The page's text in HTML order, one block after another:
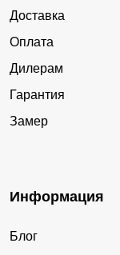
Доставка
Оплата
Дилерам
Гарантия
Замер
Информация
Блог